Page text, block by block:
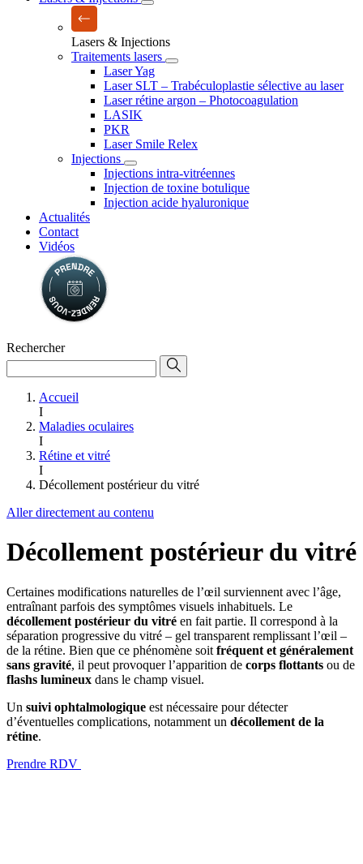
Lasers & Injections
Traitements lasers
Laser Yag
Laser SLT – Trabéculoplastie sélective au laser
Laser rétine argon – Photocoagulation
LASIK
PKR
Laser Smile Relex
Injections
Injections intra-vitréennes
Injection de toxine botulique
Injection acide hyaluronique
Actualités
Contact
Vidéos
Rechercher
Accueil
I
Maladies oculaires
I
Rétine et vitré
I
Décollement postérieur du vitré
Aller directement au contenu
Décollement postérieur du vitré
Certaines modifications naturelles de l’œil surviennent avec l’âge,
entraînant parfois des symptômes visuels inhabituels. Le
décollement postérieur du vitré en fait partie. Il correspond à la
séparation progressive du vitré – gel transparent remplissant l’œil –
de la rétine. Bien que ce phénomène soit fréquent et généralement
sans gravité, il peut provoquer l’apparition de corps flottants ou de
flashs lumineux dans le champ visuel.
Un suivi ophtalmologique est nécessaire pour détecter
d’éventuelles complications, notamment un décollement de la
rétine.
Prendre RDV